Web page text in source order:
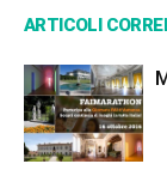
ARTICOLI